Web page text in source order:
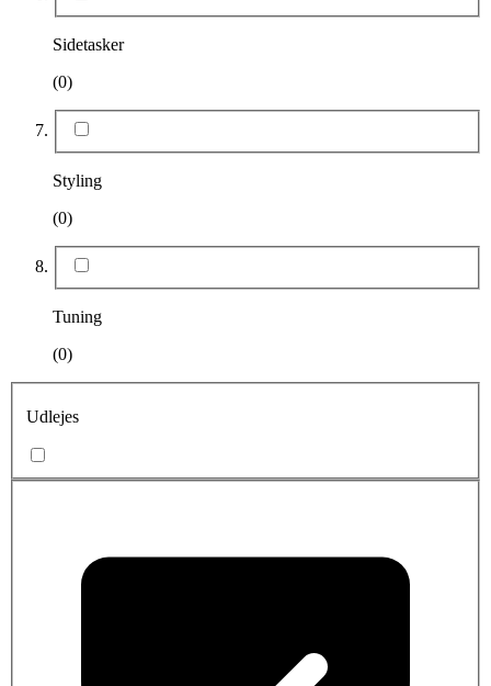
Sidetasker
(0)
Styling
(0)
Tuning
(0)
Udlejes